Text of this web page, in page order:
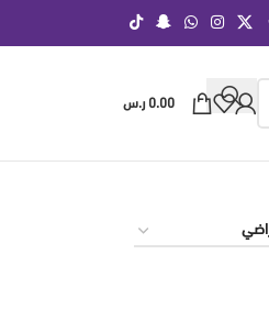
0.00 ر.س